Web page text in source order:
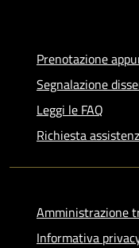
Prenotazione
Segnalazione
Leggi le FAQ
Richiesta
Amministrazione
Informativa